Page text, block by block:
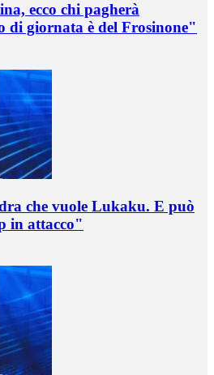
ecco chi pagherà
di giornata è del Frosinone"
che vuole Lukaku. E può
in attacco"